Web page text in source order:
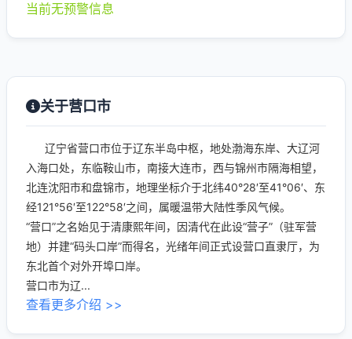
当前无预警信息
关于营口市
辽宁省营口市位于辽东半岛中枢，地处渤海东岸、大辽河
入海口处，东临鞍山市，南接大连市，西与锦州市隔海相望，
北连沈阳市和盘锦市，地理坐标介于北纬40°28′至41°06′、东
经121°56′至122°58′之间，属暖温带大陆性季风气候。
“营口”之名始见于清康熙年间，因清代在此设“营子”（驻军营
地）并建“码头口岸”而得名，光绪年间正式设营口直隶厅，为
东北首个对外开埠口岸。
营口市为辽...
查看更多介绍 >>